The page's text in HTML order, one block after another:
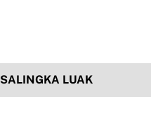
SALINGKA LUAK